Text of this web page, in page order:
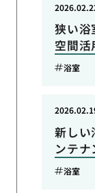
狭い浴
空間活
浴室
新しい
ンテ
浴室